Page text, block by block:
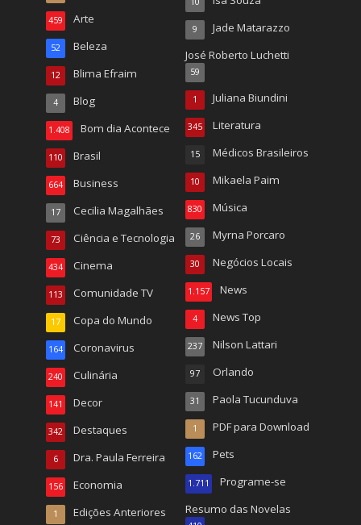
Arte
459
Beleza
52
Blima Efraim
12
Blog
4
Bom dia Acontece
1.408
Brasil
110
Business
664
Cecilia Magalhães
17
Ciência e Tecnologia
73
Cinema
434
Comunidade TV
113
Copa do Mundo
17
Coronavirus
164
Culinária
240
Decor
141
Destaques
342
Dra. Paula Ferreira
6
Economia
156
Edições Anteriores
1
Jade Matarazzo
9
José Roberto Luchetti
59
Juliana Biundini
1
Literatura
345
Médicos Brasileiros
15
Mikaela Paim
10
Música
830
Myrna Porcaro
26
Negócios Locais
30
News
1.157
News Top
4
Nilson Lattari
237
Orlando
97
Paola Tucunduva
31
PDF para Download
1
Pets
162
Programe-se
1.711
Resumo das Novelas